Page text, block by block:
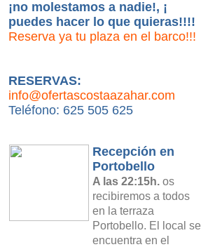
¡no molestamos a nadie!, ¡
puedes hacer lo que quieras!!!!
Reserva ya tu plaza en el barco!!!
RESERVAS:
info@ofertascostaazahar.com
Teléfono: 625 505 625
Recepción en
Portobello
A las 22:15h. os
recibiremos a todos
en la terraza
Portobello. El local se
encuentra en el